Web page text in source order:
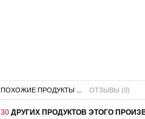
ПОХОЖИЕ ПРОДУКТЫ ... ОТЗЫВЫ (0)
30 ДРУГИХ ПРОДУКТОВ ЭТОГО